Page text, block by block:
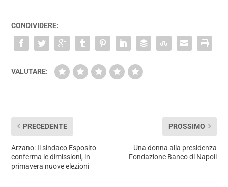
CONDIVIDERE:
VALUTARE:
PRECEDENTE
Arzano: Il sindaco Esposito
conferma le dimissioni, in
primavera nuove elezioni
PROSSIMO
Una donna alla presidenza
Fondazione Banco di Napoli